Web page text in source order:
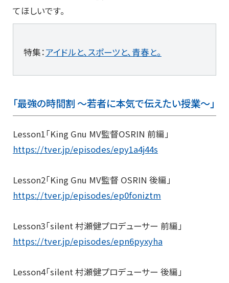
てほしいです。
特集：アイドルと、スポーツと、青春と。
「最強の時間割 ～若者に本気で伝えたい授業～」
Lesson1「King Gnu MV監督OSRIN 前編」
https://tver.jp/episodes/epy1a4j44s
Lesson2「King Gnu MV監督 OSRIN 後編」
https://tver.jp/episodes/ep0foniztm
Lesson3「silent 村瀬健プロデューサー 前編」
https://tver.jp/episodes/epn6pyxyha
Lesson4「silent 村瀬健プロデューサー 後編」